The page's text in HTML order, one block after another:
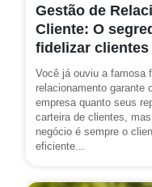
Gestão de
Cliente: O
fidelizar
Você já ouviu a famosa
relacionamento garante
empresa quanto seus
carteira de clientes,
negócio é sempre o
eficiente...